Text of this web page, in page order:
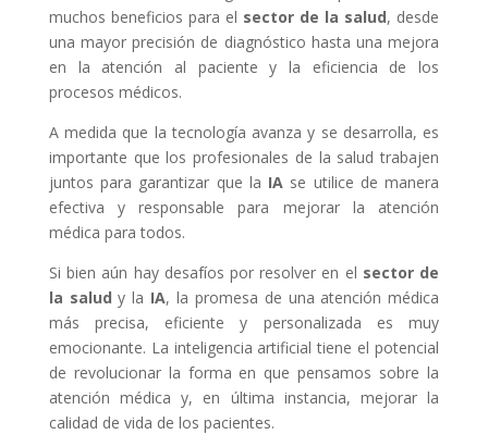
muchos beneficios para el sector de la salud, desde
una mayor precisión de diagnóstico hasta una mejora
en la atención al paciente y la eficiencia de los
procesos médicos.
A medida que la tecnología avanza y se desarrolla, es
importante que los profesionales de la salud trabajen
juntos para garantizar que la IA se utilice de manera
efectiva y responsable para mejorar la atención
médica para todos.
Si bien aún hay desafíos por resolver en el sector de
la salud y la IA, la promesa de una atención médica
más precisa, eficiente y personalizada es muy
emocionante. La inteligencia artificial tiene el potencial
de revolucionar la forma en que pensamos sobre la
atención médica y, en última instancia, mejorar la
calidad de vida de los pacientes.